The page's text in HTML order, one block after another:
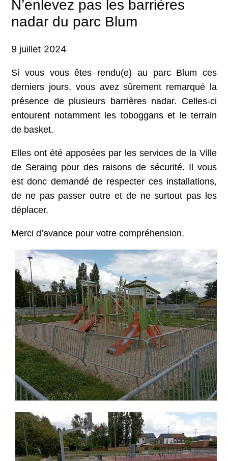
N’enlevez pas les barrières
nadar du parc Blum
9 juillet 2024
Si vous vous êtes rendu(e) au parc Blum ces
derniers jours, vous avez sûrement remarqué la
présence de plusieurs barrières nadar. Celles-ci
entourent notamment les toboggans et le terrain
de basket.
Elles ont été apposées par les services de la Ville
de Seraing pour des raisons de sécurité. Il vous
est donc demandé de respecter ces installations,
de ne pas passer outre et de ne surtout pas les
déplacer.
Merci d’avance pour votre compréhension.